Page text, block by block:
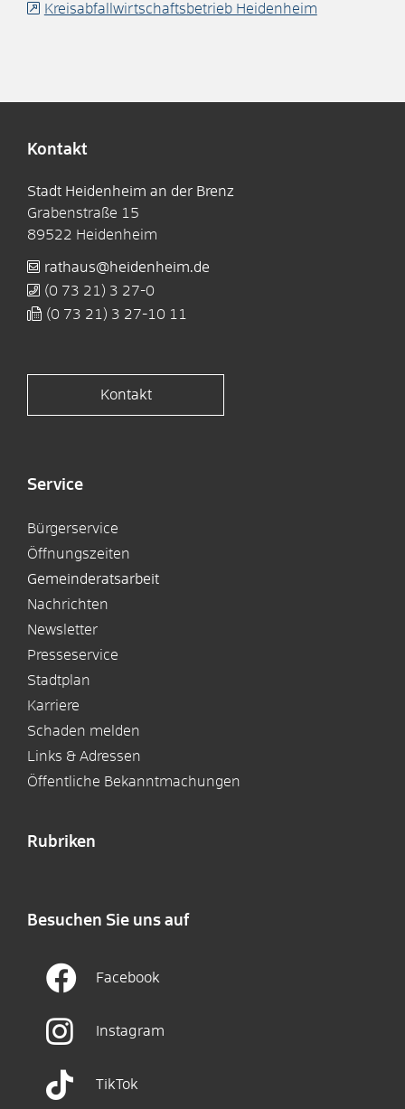
Kreisabfallwirtschaftsbetrieb Heidenheim
Kontakt
Stadt Heidenheim an der Brenz
Grabenstraße 15
89522 Heidenheim
rathaus@heidenheim.de
(0 73 21) 3 27-0
(0 73 21) 3 27-10 11
Kontakt
Service
Bürgerservice
Öffnungszeiten
Gemeinderatsarbeit
Nachrichten
Newsletter
Presseservice
Stadtplan
Karriere
Schaden melden
Links & Adressen
Öffentliche Bekanntmachungen
Rubriken
Besuchen Sie uns auf
Facebook
Instagram
TikTok